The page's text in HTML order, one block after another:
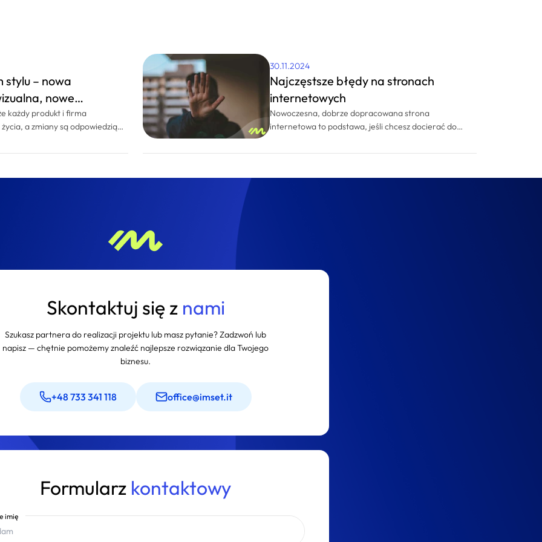
stylu – nowa
nowe
każdy produkt i firma
a zmiany są odpowiedzią
naszego podejścia do pracy. Od
opartym na iteracjach i
doprowadziło nas do momentu,
wizerunek przestał w pełni
nową identyfikację wizualną,
30.11.2024
Najczęstsze błędy na stronach
internetowych
Nowoczesna, dobrze dopracowana strona
internetowa to podstawa, jeśli chcesz docierać do
www Twojej firmy może nie spełniać oczekiwań
przygotowania strony internetowej i chcesz mieć
Skontaktuj się z nami
Szukasz partnera do realizacji projektu lub masz pytanie? Zadzwoń lub
napisz — chętnie pomożemy znaleźć najlepsze rozwiązanie dla Twojego
biznesu.
+48 733 341 118 office@imset.it
Formularz kontaktowy
imię